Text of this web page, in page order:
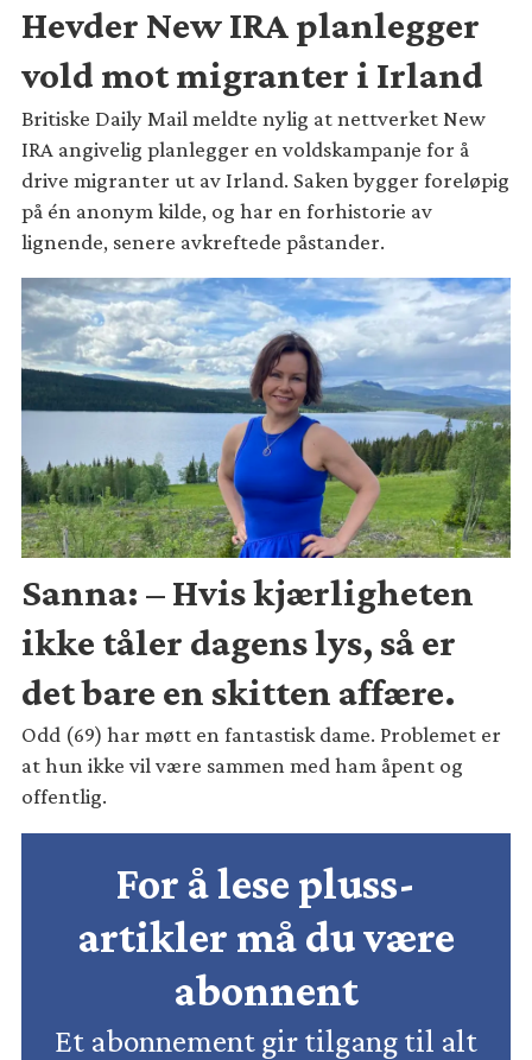
Hevder New IRA planlegger
vold mot migranter i Irland
Britiske Daily Mail meldte nylig at nettverket New
IRA angivelig planlegger en voldskampanje for å
drive migranter ut av Irland. Saken bygger foreløpig
på én anonym kilde, og har en forhistorie av
lignende, senere avkreftede påstander.
Sanna: – Hvis kjærligheten
ikke tåler dagens lys, så er
det bare en skitten affære.
Odd (69) har møtt en fantastisk dame. Problemet er
at hun ikke vil være sammen med ham åpent og
offentlig.
For å lese pluss-
artikler må du være
abonnent
Et abonnement gir tilgang til alt